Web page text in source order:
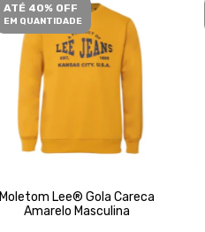
ATÉ 40% OFF
EM QUANTIDADE
Moletom Lee® Gola Careca
Amarelo Masculina